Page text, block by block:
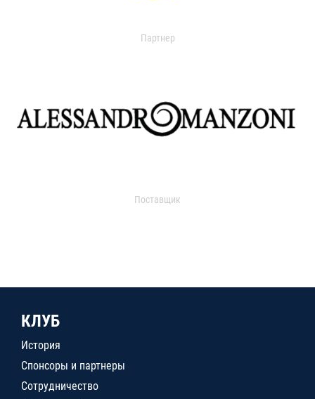
Партнер
Поставщик
КЛУБ
История
Спонсоры и партнеры
Сотрудничество